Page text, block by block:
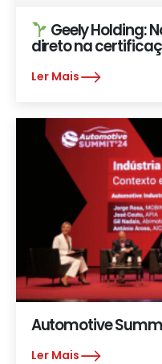
Geely Holding:
direto na
Ler Mais
Automotive
Ler Mais